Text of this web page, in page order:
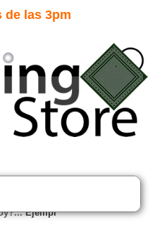
de las 3pm
Ejemplo: